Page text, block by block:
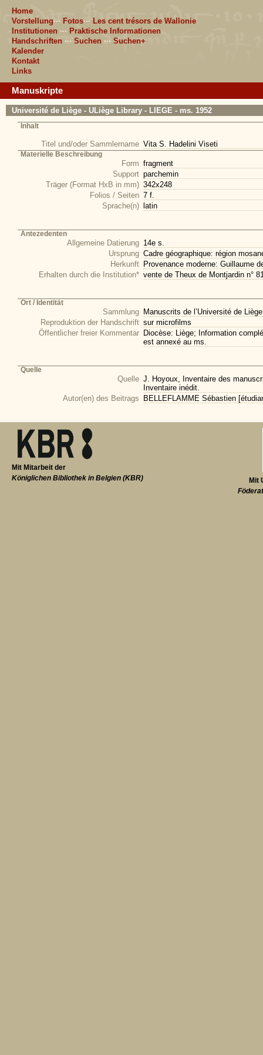
Home
Vorstellung··· Fotos··· Les cent trésors de Wallonie
Institutionen ··· Praktische Informationen
Handschriften ··· Suchen ··· Suchen+
Kalender
Kontakt
Links
Manuskripte
Université de Liège - ULiège Library - LIEGE - ms. 1952
Inhalt
Titel und/oder Sammlername Vita S. Hadelini Viseti
Materielle Beschreibung
Form fragment
Support parchemin
Träger (Format HxB in mm) 342x248
Folios / Seiten 7 f.
Sprache(n)
latin
Antezedenten
Allgemeine Datierung 14e s.
Ursprung Cadre géographique: région
Herkunft Provenance moderne: Guillaume
Erhalten durch die Institution* vente de Theux de Montjardin n°
Ort / Identität
Sammlung Manuscrits de l’Université de Liège
Reproduktion der Handschrift sur microfilms
Öffentlicher freier Kommentar Diocèse: Liège; Information
est annexé au ms.
Quelle
Quelle J. Hoyoux, Inventaire des
Inventaire inédit.
Autor(en) des Beitrags
BELLEFLAMME Sébastien
Mit
Mit Mitarbeit der
Königlichen Bibliothek in Belgien (KBR)